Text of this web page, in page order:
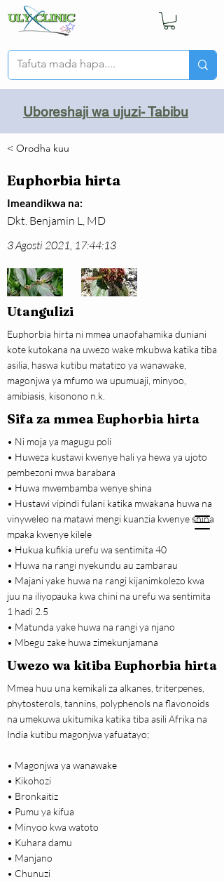
Uboreshaji wa ujuzi- Tabibu
< Orodha kuu
Euphorbia hirta
Imeandikwa na:
Dkt. Benjamin L, MD
3 Agosti 2021, 17:44:13
Utangulizi
Euphorbia hirta ni mmea unaofahamika duniani
kote kutokana na uwezo wake mkubwa katika tiba
asilia, haswa kutibu matatizo ya wanawake,
magonjwa ya mfumo wa upumuaji, minyoo,
amibiasis, kisonono n.k.
Sifa za mmea Euphorbia hirta
• Ni moja ya magugu poli
• Huweza kustawi kwenye hali ya hewa ya ujoto
pembezoni mwa barabara
• Huwa mwembamba wenye shina
• Hustawi vipindi fulani katika mwakana huwa na
vinyweleo na matawi mengi kuanzia kwenye shina
mpaka kwenye kilele
• Hukua kufikia urefu wa sentimita 40
• Huwa na rangi nyekundu au zambarau
• Majani yake huwa na rangi kijanimkolezo kwa
juu na iliyopauka kwa chini na urefu wa sentimita
1 hadi 2.5
• Matunda yake huwa na rangi ya njano
• Mbegu zake huwa zimekunjamana
Uwezo wa kitiba Euphorbia hirta
Mmea huu una kemikali za alkanes, triterpenes,
phytosterols, tannins, polyphenols na flavonoids
na umekuwa ukitumika katika tiba asili Afrika na
India kutibu magonjwa yafuatayo;
• Magonjwa ya wanawake
• Kikohozi
• Bronkaitiz
• Pumu ya kifua
• Minyoo kwa watoto
• Kuhara damu
• Manjano
• Chunuzi